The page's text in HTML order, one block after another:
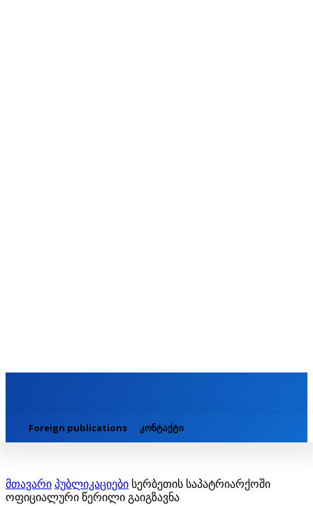
Foreign publications კონტაქტი
მთავარი პუბლიკაციები სერბეთის საპატრიარქოში
ოფიციალური წერილი გაიგზავნა